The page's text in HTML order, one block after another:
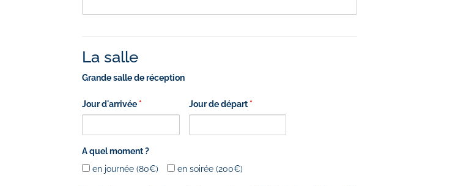
La salle
Grande salle de réception
Jour d'arrivée * Jour de départ *
A quel moment ?
en journée (80€)
en soirée (200€)